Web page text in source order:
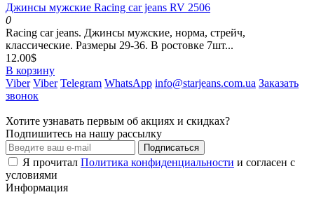
Джинсы мужские Racing car jeans RV 2506
0
Racing car jeans. Джинсы мужские, норма, стрейч,
классические. Размеры 29-36. В ростовке 7шт...
12.00$
В корзину
Viber Viber Telegram WhatsApp info@starjeans.com.ua Заказать
звонок
Хотите узнавать первым об акциях и скидках?
Подпишитесь на нашу рассылку
Подписаться
Я прочитал Политика конфиденциальности и согласен с
условиями
Информация